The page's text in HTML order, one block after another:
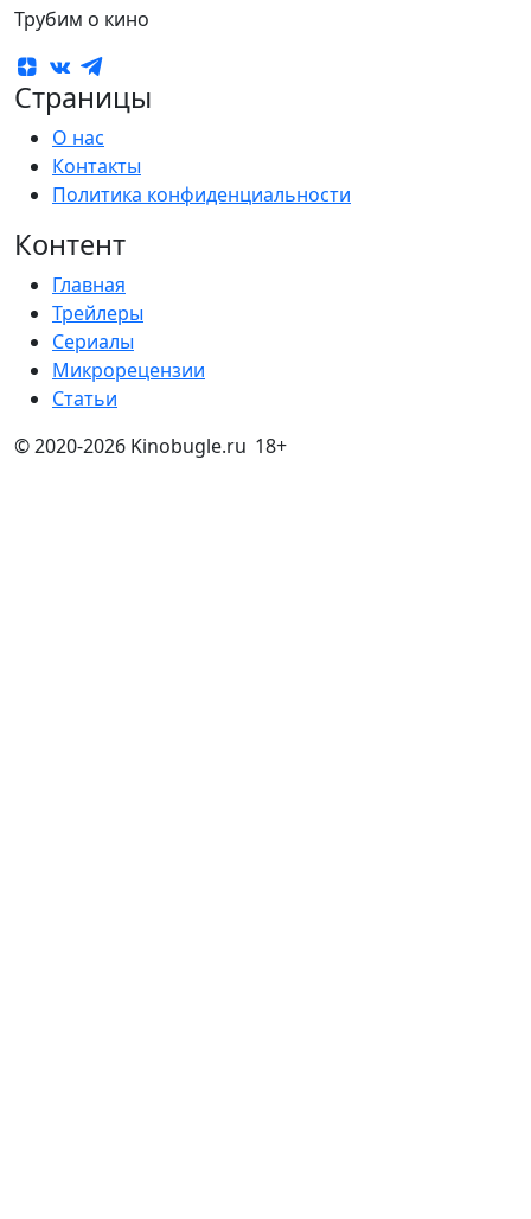
Трубим о кино
Страницы
О нас
Контакты
Политика конфиденциальности
Контент
Главная
Трейлеры
Сериалы
Микрорецензии
Статьи
© 2020-2026 Kinobugle.ru 18+